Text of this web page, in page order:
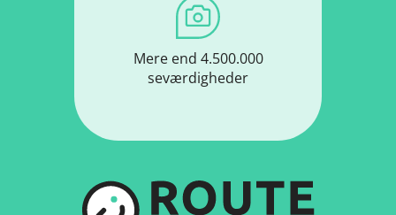
Mere end 4.500.000
seværdigheder